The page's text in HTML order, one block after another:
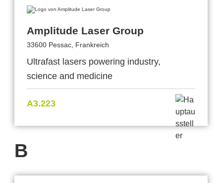
Amplitude Laser Group
33600 Pessac, Frankreich
Ultrafast lasers powering industry,
science and medicine
A3.223
B